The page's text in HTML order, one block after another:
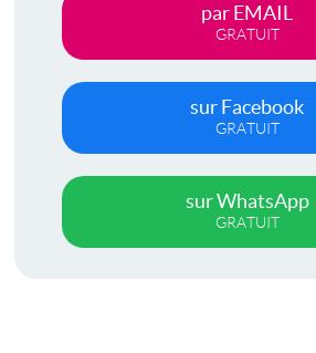
par EMAIL
GRATUIT
sur Facebook
GRATUIT
sur WhatsApp
GRATUIT